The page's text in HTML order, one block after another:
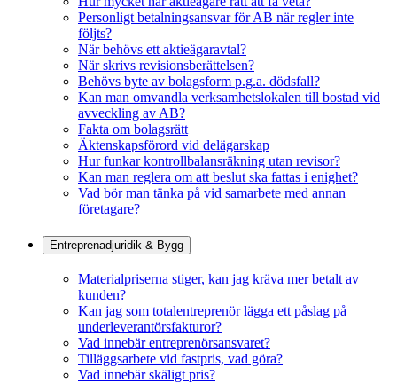
Personligt betalningsansvar för AB när regler inte
följts?
När behövs ett aktieägaravtal?
När skrivs revisionsberättelsen?
Behövs byte av bolagsform p.g.a. dödsfall?
Kan man omvandla verksamhetslokalen till bostad vid
avveckling av AB?
Fakta om bolagsrätt
Äktenskapsförord vid delägarskap
Hur funkar kontrollbalansräkning utan revisor?
Kan man reglera om att beslut ska fattas i enighet?
Vad bör man tänka på vid samarbete med annan
företagare?
Entreprenadjuridik & Bygg
Materialpriserna stiger, kan jag kräva mer betalt av
kunden?
Kan jag som totalentreprenör lägga ett påslag på
underleverantörsfakturor?
Vad innebär entreprenörsansvaret?
Tilläggsarbete vid fastpris, vad göra?
Vad innebär skäligt pris?